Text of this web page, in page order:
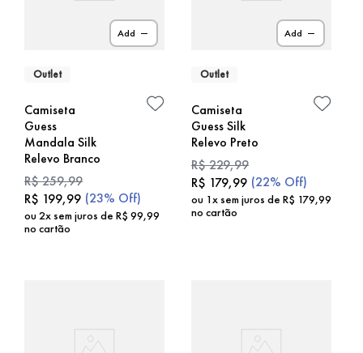
Add
Outlet
Camiseta
Guess
Mandala Silk
Relevo Branco
R$259,99
R$ 199,99 (23% Off)
ou2x sem juros de R$ 99,99
no cartão
Add
Outlet
Camiseta
Guess Silk
Relevo Preto
R$229,99
R$ 179,99 (22% Off)
ou 1x sem juros de R$ 179,99
no cartão